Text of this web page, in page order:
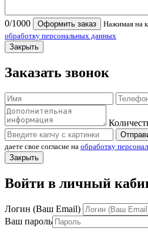
0/1000 Оформить заказ
Нажимая на
обработку персональных данных
Закрыть
Заказать звонок
даете свое согласие на обработку
Закрыть
Войти в личный
Логин (Ваш Email)
Ваш пароль